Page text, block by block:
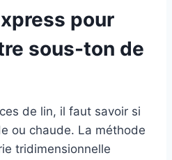
pour
sous-ton de
de lin, il faut savoir si
ou chaude. La méthode
tridimensionnelle